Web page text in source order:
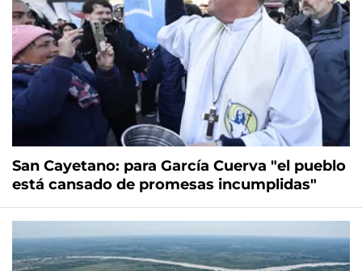
San Cayetano: para García Cuerva "el pueblo
está cansado de promesas incumplidas"